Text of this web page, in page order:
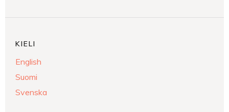
KIELI
English
Suomi
Svenska